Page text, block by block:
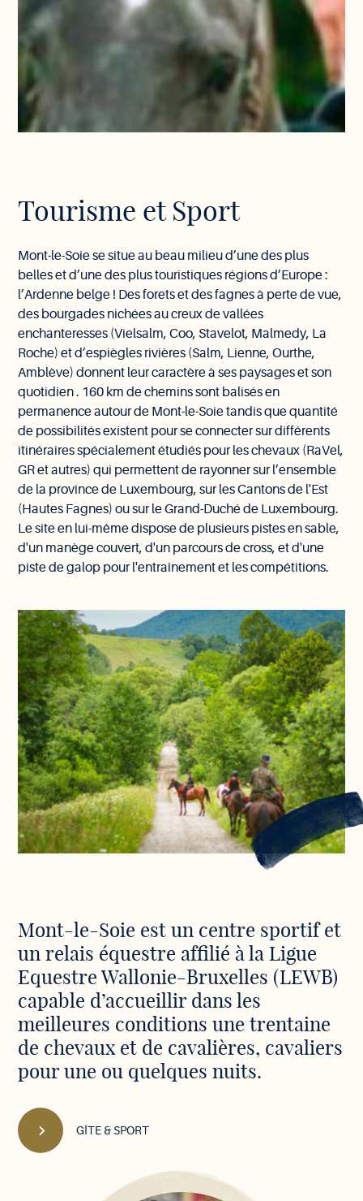
Tourisme et Sport
Mont-le-Soie se situe au beau milieu d’une des plus
belles et d’une des plus touristiques régions d’Europe :
l’Ardenne belge ! Des forets et des fagnes à perte de vue,
des bourgades nichées au creux de vallées
enchanteresses (Vielsalm, Coo, Stavelot, Malmedy, La
Roche) et d’espiègles rivières (Salm, Lienne, Ourthe,
Amblève) donnent leur caractère à ses paysages et son
quotidien . 160 km de chemins sont balisés en
permanence autour de Mont-le-Soie tandis que quantité
de possibilités existent pour se connecter sur différents
itinéraires spécialement étudiés pour les chevaux (RaVel,
GR et autres) qui permettent de rayonner sur l’ensemble
de la province de Luxembourg, sur les Cantons de l'Est
(Hautes Fagnes) ou sur le Grand-Duché de Luxembourg.
Le site en lui-même dispose de plusieurs pistes en sable,
d'un manège couvert, d'un parcours de cross, et d'une
piste de galop pour l'entraînement et les compétitions.
Découvrez
notre
centre
en
images
Mont-le-Soie est un centre sportif et
un relais équestre affilié à la Ligue
Equestre Wallonie-Bruxelles (LEWB)
capable d’accueillir dans les
meilleures conditions une trentaine
de chevaux et de cavalières, cavaliers
pour une ou quelques nuits.
GÎTE & SPORT